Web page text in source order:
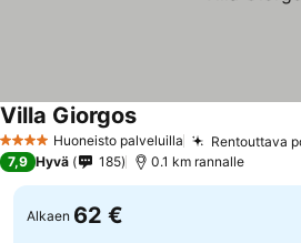
4 TähtiluokitusHuoneisto palveluilla Rentouttava
Villa Giorgos
7,9 Hyvä 185 0.1 km rannalle
Alkaen 62 €